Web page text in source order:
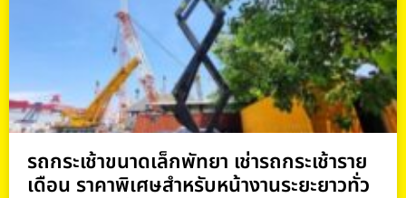
รถกระเช้าขนาดเล็กพัทยา เช่ารถกระเช้าราย
เดือน ราคาพิเศษสำหรับหน้างานระยะยาวทั่ว